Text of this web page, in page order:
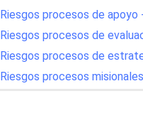
Riesgos procesos de
Riesgos procesos de
Riesgos procesos de
Riesgos procesos